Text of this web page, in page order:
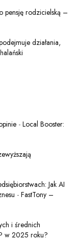
pensję rodzicielską –
działania,
- Local Booster:
Jak AI
- FastTony –
i średnich
w 2025 roku?